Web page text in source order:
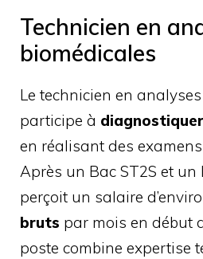
Technicien en
biomédicales
Le technicien en
participe à
en réalisant des
Après un Bac ST2S et un
perçoit un salaire
bruts par mois en début
poste combine expertise